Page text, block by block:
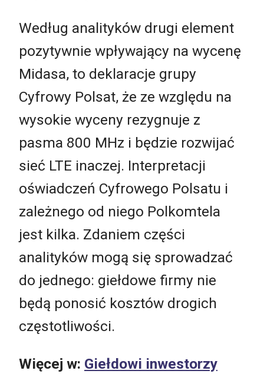
Według analityków drugi element
pozytywnie wpływający na wycenę
Midasa, to deklaracje grupy
Cyfrowy Polsat, że ze względu na
wysokie wyceny rezygnuje z
pasma 800 MHz i będzie rozwijać
sieć LTE inaczej. Interpretacji
oświadczeń Cyfrowego Polsatu i
zależnego od niego Polkomtela
jest kilka. Zdaniem części
analityków mogą się sprowadzać
do jednego: giełdowe firmy nie
będą ponosić kosztów drogich
częstotliwości.
Więcej w: Giełdowi inwestorzy